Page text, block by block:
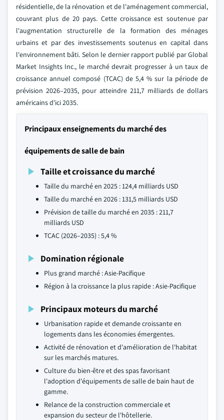
résidentielle, de la rénovation et de l'aménagement commercial,
couvrant plus de 20 pays. Cette croissance est soutenue par
l'augmentation structurelle de la formation des ménages
urbains et par des investissements soutenus en capital dans
l'environnement bâti. Selon le dernier rapport publié par Global
Market Insights Inc., le marché devrait progresser à un taux de
croissance annuel composé (TCAC) de 5,4 % sur la période de
prévision 2026–2035, pour atteindre 211,7 milliards de dollars
américains d'ici 2035.
Principaux enseignements du marché des
équipements de salle de bain
Taille et croissance du marché
Taille du marché en 2025 : 124,4 milliards USD
Taille du marché en 2026 : 131,5 milliards USD
Prévision de taille du marché en 2035 : 211,7
milliards USD
TCAC (2026–2035) : 5,4 %
Domination régionale
Plus grand marché : Asie-Pacifique
Région à la croissance la plus rapide : Asie-Pacifique
Principaux moteurs du marché
Urbanisation rapide et demande croissante en
logements dans les économies émergentes.
Activité de rénovation et d'amélioration de l'habitat
sur les marchés matures.
Culture du bien-être et des spas favorisant
l'adoption d'équipements de salle de bain haut de
gamme.
Relance de la construction commerciale et
expansion du secteur de l'hôtellerie.